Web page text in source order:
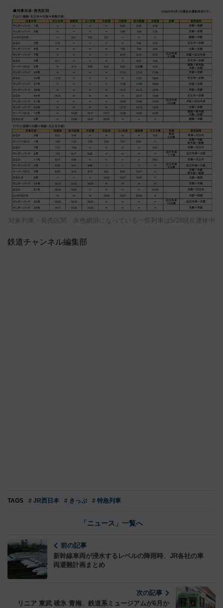
対象列車・発売区間 灰色網掛になっている一部列車は5/28現在運休中
鉄道チャンネル編集部
TAGS # JR西日本 # きっぷ # 特急列車
「ニュース」一覧へ
前の記事
新幹線車両が浸水するレベルの降雨時、JR各社の車
両避難計画まとめ
次の記事
リニア 東武 碓氷 青梅、鉄道系ミュージアムが6月か